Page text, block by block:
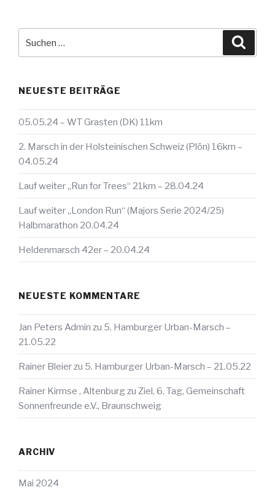
nach:
NEUESTE BEITRÄGE
05.05.24 – WT Grasten (DK) 11km
2. Marsch in der Holsteinischen Schweiz (Plön) 16km –
04.05.24
Lauf weiter „Run for Trees“ 21km – 28.04.24
Lauf weiter „London Run“ (Majors Serie 2024/25)
Halbmarathon 20.04.24
Heldenmarsch 42er – 20.04.24
NEUESTE KOMMENTARE
Jan Peters Admin zu 5. Hamburger Urban-Marsch –
21.05.22
Rainer Bleier zu 5. Hamburger Urban-Marsch – 21.05.22
Rainer Kirmse , Altenburg zu Ziel, 6. Tag, Gemeinschaft
Sonnenfreunde e.V., Braunschweig
ARCHIV
Mai 2024